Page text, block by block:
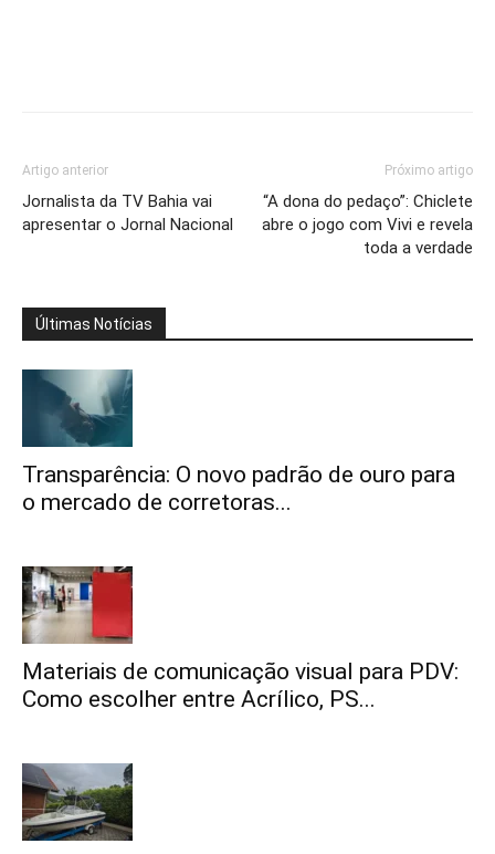
Artigo anterior
Jornalista da TV Bahia vai
apresentar o Jornal Nacional
Próximo artigo
“A dona do pedaço”: Chiclete
abre o jogo com Vivi e revela
toda a verdade
Últimas Notícias
Transparência: O novo padrão de ouro para
o mercado de corretoras...
Materiais de comunicação visual para PDV:
Como escolher entre Acrílico, PS...